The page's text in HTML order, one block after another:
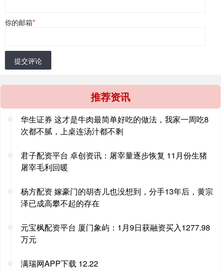
你的邮箱*
提交评论
推荐资讯
华生证券 这才是牛肉最简单好吃的做法，我家一周吃8
次都不腻，上桌连汤汁都不剩
君子配资平台 卓创资讯：屠宰量逐步恢复 11月份生猪
屠宰毛利回暖
杨方配资 嫁豪门的胡杏儿也没想到，分手13年后，黄宗
泽已成高攀不起的存在
元宝枫配资平台 厦门象屿：1月9日获融资买入1277.98
万元
满瑞网APP下载 12.22